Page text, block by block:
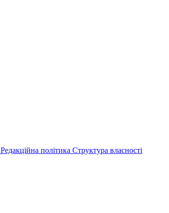
Редакційна політика Структура власності